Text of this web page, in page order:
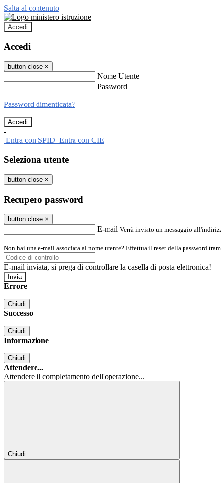
Salta al contenuto
Accedi
Accedi
button close ×
Nome Utente
Password
Password dimenticata?
-
Entra con SPID Entra con CIE
Seleziona utente
button close ×
Recupero password
button close ×
E-mail Verrà inviato un messaggio
Non hai una e-mail associata al nome utente? Effettua il reset della password
E-mail inviata, si prega di controllare la casella di posta elettronica!
Errore
Chiudi
Successo
Chiudi
Informazione
Chiudi
Attendere...
Attendere il completamento dell'operazione...
Chiudi